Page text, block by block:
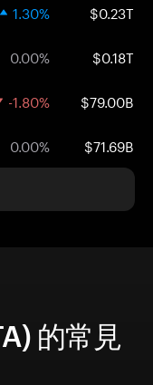
1.30% $0.23T
0.00% $0.18T
-1.80% $79.00B
0.00% $71.69B
的常見